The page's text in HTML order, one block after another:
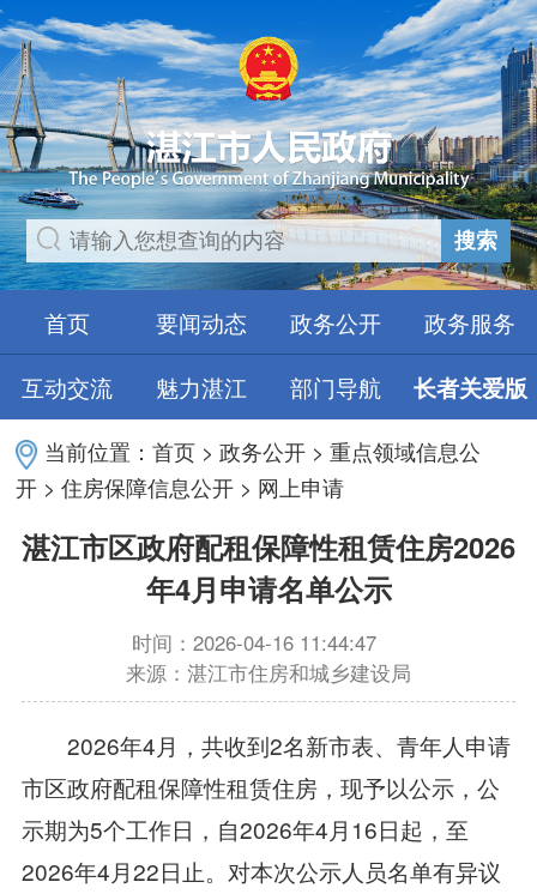
搜索
首页 要闻动态 政务公开
政务服务
互动交流
魅力湛江 部门导航 长者关爱版
当前位置：首页 >政务公开 >重点领域信息公
开 >住房保障信息公开 > 网上申请
湛江市区政府配租保障性租赁住房2026
年4月申请名单公示
时间：2026-04-16 11:44:47
来源：湛江市住房和城乡建设局
2026年4月，共收到2名新市表、青年人申请
市区政府配租保障性租赁住房，现予以公示，公
示期为5个工作日，自2026年4月16日起，至
2026年4月22日止。对本次公示人员名单有异议